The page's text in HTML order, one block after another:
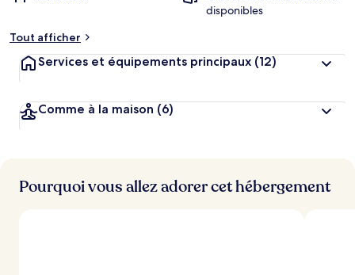
disponibles
Tout afficher
Services et équipements principaux (12)
Comme à la maison (6)
Pourquoi vous allez adorer cet hébergement